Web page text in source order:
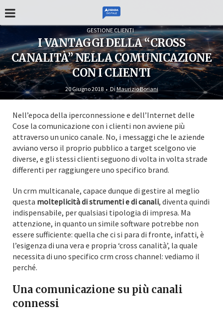
GESTIONE CLIENTI
I VANTAGGI DELLA “CROSS
CANALITÀ” NELLA COMUNICAZIONE
CON I CLIENTI
20 Giugno 2018 DiMaurizio Boriani
Nell’epoca della iperconnessione e dell’Internet delle
Cose la comunicazione con i clienti non avviene più
attraverso un unico canale. No, i messaggi che le aziende
avviano verso il proprio pubblico a target scelgono vie
diverse, e gli stessi clienti seguono di volta in volta strade
differenti per raggiungere uno specifico brand.
Un crm multicanale, capace dunque di gestire al meglio
questa molteplicità di strumenti e di canali, diventa quindi
indispensabile, per qualsiasi tipologia di impresa. Ma
attenzione, in quanto un simile software potrebbe non
essere sufficiente: quella che ci si para di fronte, infatti, è
l’esigenza di una vera e propria ‘cross canalità’, la quale
necessita di uno specifico crm cross channel: vediamo il
perché.
Una comunicazione su più canali
connessi